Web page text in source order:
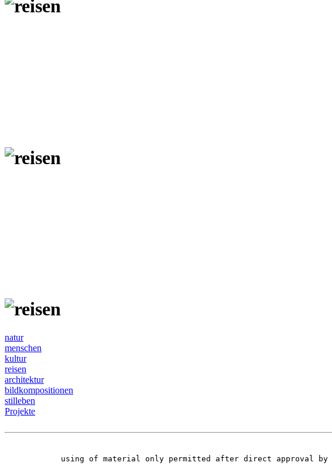
natur
menschen
kultur
reisen
architektur
bildkompositionen
stilleben
Projekte
using of material only permitted after direct approval by